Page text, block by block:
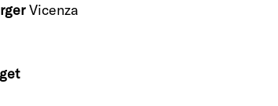
Vicenza